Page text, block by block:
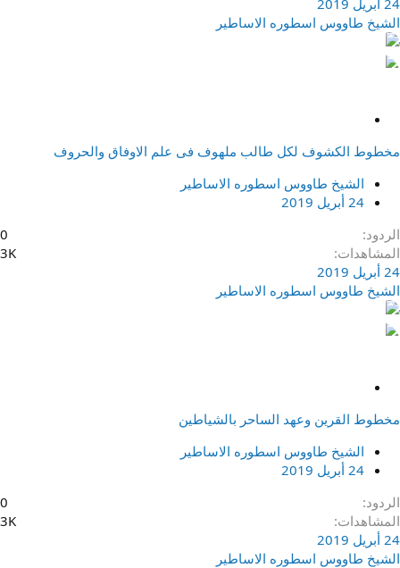
24 أبريل 2019
الشيخ طاووس اسطوره الاساطير
ب
ت
مخطوط الكشوف لكل طالب ملهوف فى علم الاوفاق والحروف
الشيخ طاووس اسطوره الاساطير
24 أبريل 2019
الردود
0
المشاهدات
3K
24 أبريل 2019
الشيخ طاووس اسطوره الاساطير
ب
ت
مخطوط القرين وعهد الساحر بالشياطين
الشيخ طاووس اسطوره الاساطير
24 أبريل 2019
الردود
0
المشاهدات
3K
24 أبريل 2019
الشيخ طاووس اسطوره الاساطير